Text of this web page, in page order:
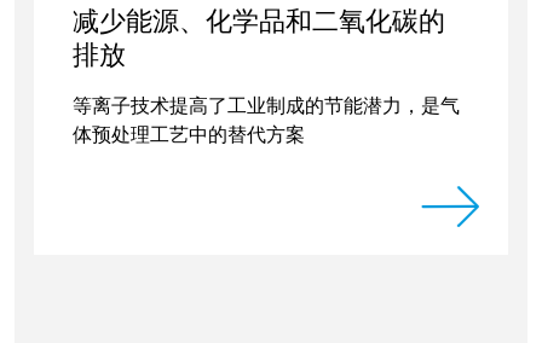
减少能源、化学品和二氧化碳的
排放
等离子技术提高了工业制成的节能潜力，是气
体预处理工艺中的替代方案